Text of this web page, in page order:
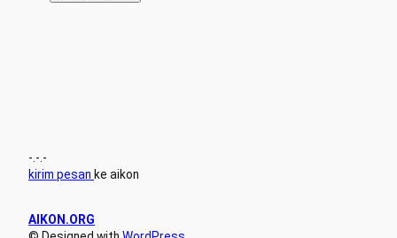
-.-.-
kirim pesan ke aikon
AIKON.ORG